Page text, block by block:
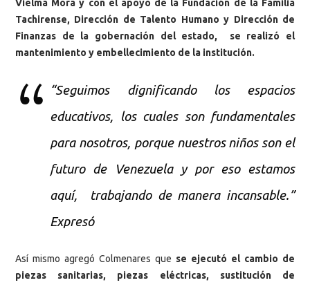
Vielma Mora y con el apoyo de la Fundación de la Familia
Tachirense, Dirección de Talento Humano y Dirección de
Finanzas de la gobernación del estado, se realizó el
mantenimiento y embellecimiento de la institución.
“Seguimos dignificando los espacios
educativos, los cuales son fundamentales
para nosotros, porque nuestros niños son el
futuro de Venezuela y por eso estamos
aquí, trabajando de manera incansable.”
Expresó
Así mismo agregó Colmenares que se ejecutó el cambio de
piezas sanitarias, piezas eléctricas, sustitución de